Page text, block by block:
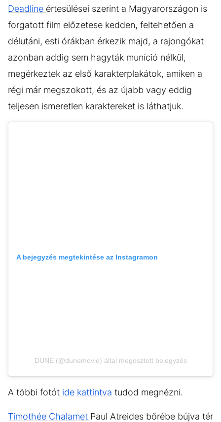
Deadline értesülései szerint a Magyarországon is
forgatott film előzetese kedden, feltehetően a
délutáni, esti órákban érkezik majd, a rajongókat
azonban addig sem hagyták muníció nélkül,
megérkeztek az első karakterplakátok, amiken a
régi már megszokott, és az újabb vagy eddig
teljesen ismeretlen karaktereket is láthatjuk.
A bejegyzés megtekintése az Instagramon
DUNE (@dunemovie) által megosztott bejegyzés
A többi fotót ide kattintva tudod megnézni.
Timothée Chalamet Paul Atreides bőrébe bújva tér